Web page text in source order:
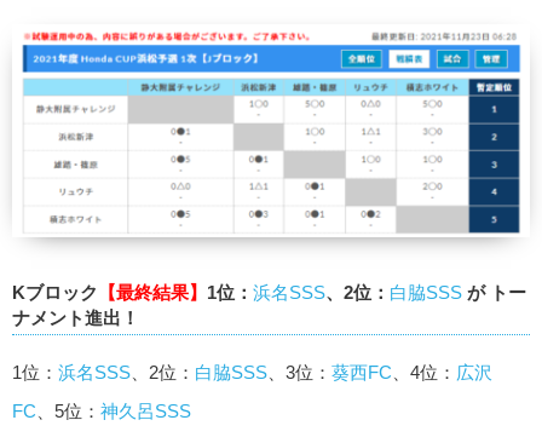
Kブロック 【最終結果】 1位： 浜名SSS、2位： 白脇SSS が トー
ナメント進出！
1位： 浜名SSS 、2位： 白脇SSS 、3位： 葵西FC 、4位： 広沢
FC 、5位： 神久呂SSS